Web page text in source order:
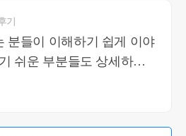
기
분들이 이해하기 쉽게 이야
쉬운 부분들도 상세하게
움이 되는 답변이었습니다!